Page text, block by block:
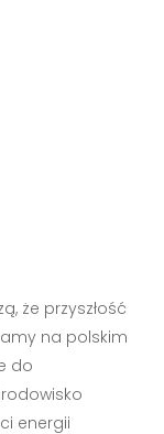
że przyszłość
na polskim
do
energii